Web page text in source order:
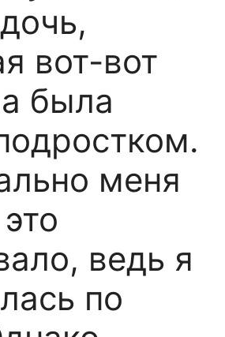
вот-вот
была
меня
ведь я
по